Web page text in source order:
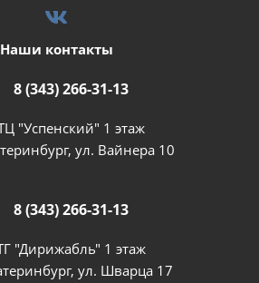
Наши контакты
8 (343) 266-31-13
"Успенский" 1 этаж
ул. Вайнера 10
8 (343) 266-31-13
"Дирижабль" 1 этаж
ул. Шварца 17